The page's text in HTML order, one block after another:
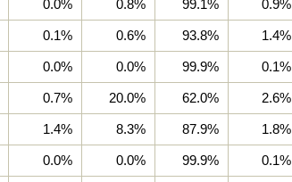
0.0% 0.8% 99.1% 0.9%
0.1% 0.6% 93.8% 1.4%
0.0% 0.0% 99.9% 0.1%
0.7% 20.0% 62.0% 2.6%
1.4% 8.3% 87.9% 1.8%
0.0% 0.0% 99.9% 0.1%